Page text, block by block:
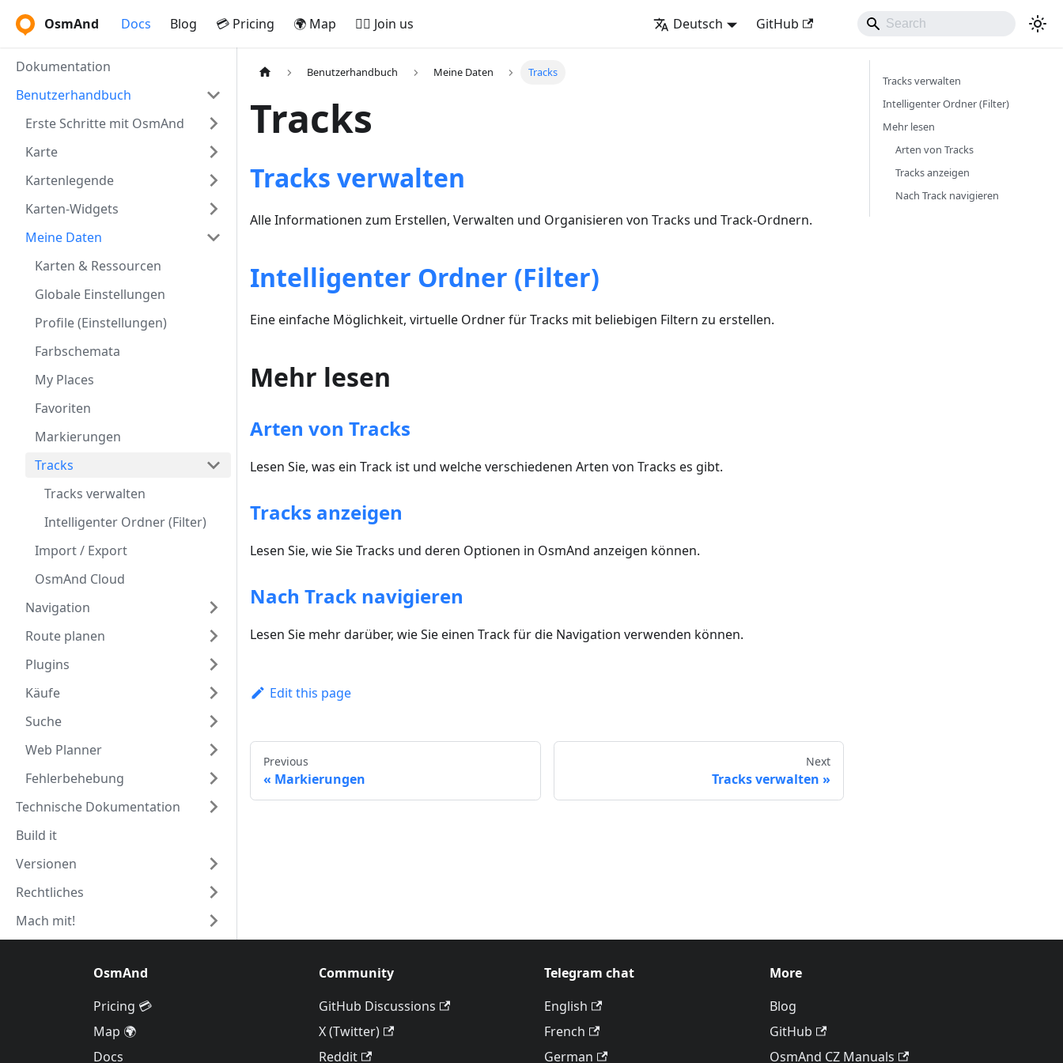
OsmAnd Docs Blog 💳 Pricing 🌍 Map 🚵‍♂️ Join us Deutsch GitHub
Dokumentation
Benutzerhandbuch
Erste Schritte mit OsmAnd
Karte
Kartenlegende
Karten-Widgets
Meine Daten
Karten & Ressourcen
Globale Einstellungen
Profile (Einstellungen)
Farbschemata
My Places
Favoriten
Markierungen
Tracks
Tracks verwalten
Intelligenter Ordner (Filter)
Import / Export
OsmAnd Cloud
Navigation
Route planen
Plugins
Käufe
Suche
Web Planner
Fehlerbehebung
Technische Dokumentation
Build it
Versionen
Rechtliches
Mach mit!
Benutzerhandbuch Meine Daten Tracks
Tracks
Tracks verwalten
Alle Informationen zum Erstellen, Verwalten und Organisieren von Tracks und Track-Ordnern.
Intelligenter Ordner (Filter)
Eine einfache Möglichkeit, virtuelle Ordner für Tracks mit beliebigen Filtern zu erstellen.
Mehr lesen
Arten von Tracks
Lesen Sie, was ein Track ist und welche verschiedenen Arten von Tracks es gibt.
Tracks anzeigen
Lesen Sie, wie Sie Tracks und deren Optionen in OsmAnd anzeigen können.
Nach Track navigieren
Lesen Sie mehr darüber, wie Sie einen Track für die Navigation verwenden können.
Edit this page
Previous
Markierungen
Next
Tracks verwalten
Tracks verwalten
Intelligenter Ordner (Filter)
Mehr lesen
Arten von Tracks
Tracks anzeigen
Nach Track navigieren
OsmAnd
Pricing 💳
Map 🌍
Docs
Community
GitHub Discussions
X (Twitter)
Reddit
Telegram chat
English
French
German
More
Blog
GitHub
OsmAnd CZ Manuals